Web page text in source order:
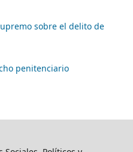
sobre el delito de
penitenciario